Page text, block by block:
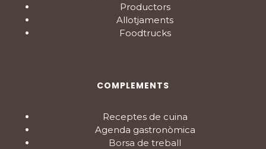
Productors
Allotjaments
Foodtrucks
COMPLEMENTS
Receptes de cuina
Agenda gastronòmica
Borsa de treball